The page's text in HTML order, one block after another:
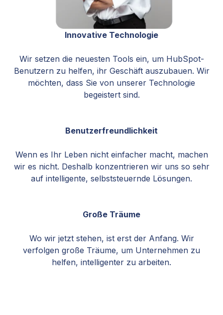
Innovative Technologie
Wir setzen die neuesten Tools ein, um HubSpot-
Benutzern zu helfen, ihr Geschäft auszubauen. Wir
möchten, dass Sie von unserer Technologie
begeistert sind.
Benutzerfreundlichkeit
Wenn es Ihr Leben nicht einfacher macht, machen
wir es nicht. Deshalb konzentrieren wir uns so sehr
auf intelligente, selbststeuernde Lösungen.
Große Träume
Wo wir jetzt stehen, ist erst der Anfang. Wir
verfolgen große Träume, um Unternehmen zu
helfen, intelligenter zu arbeiten.